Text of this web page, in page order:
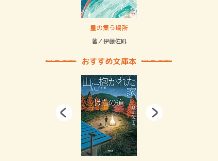
星の集う場所
著／伊藤佐凪
おすすめ文庫本